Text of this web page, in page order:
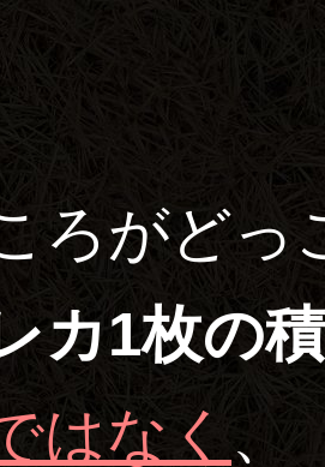
ろがどっ
カ1枚の
はなく 、